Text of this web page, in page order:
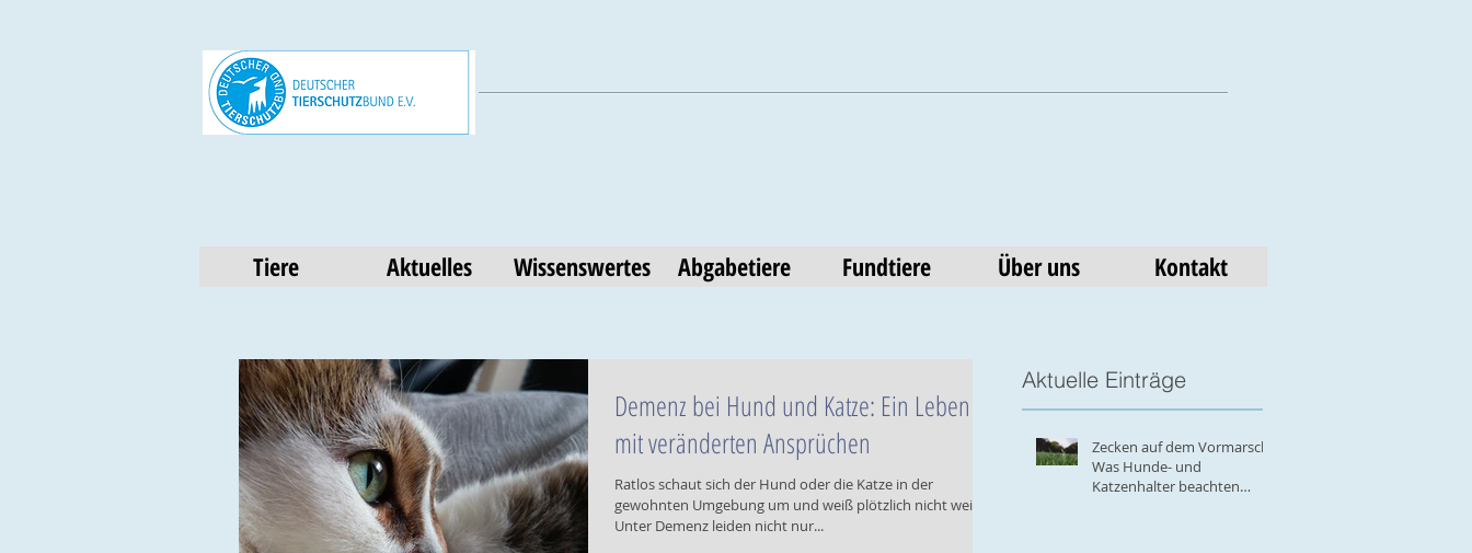
Tiere Aktuelles Wissenswertes Abgabetiere Fundtiere Über uns Kontakt
Demenz bei Hund und Katze: Ein Leben
mit veränderten Ansprüchen
Ratlos schaut sich der Hund oder die Katze in der
gewohnten Umgebung um und weiß plötzlich nicht weiter.
Unter Demenz leiden nicht nur...
Aktuelle Einträge
Zecken auf dem Vormarsch:
Was Hunde- und
Katzenhalter beachten